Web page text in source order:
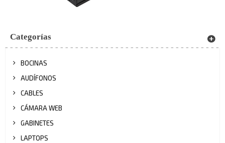
Categorías
BOCINAS
AUDÍFONOS
CABLES
CÁMARA WEB
GABINETES
LAPTOPS